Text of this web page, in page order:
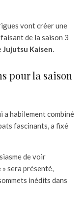
vont créer une
de la saison 3
Jujutsu Kaisen.
pour la saison
a habilement combiné
fascinants, a fixé
de voir
» sera présenté,
inédits dans